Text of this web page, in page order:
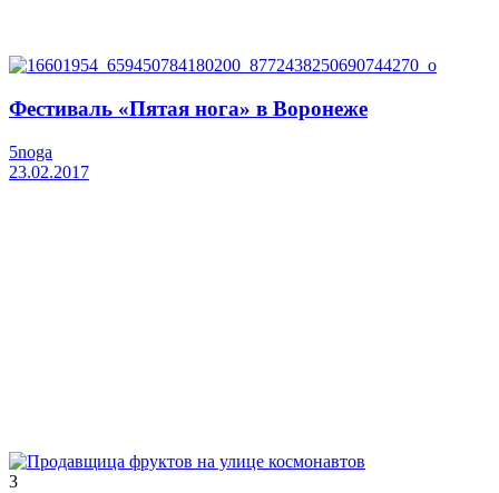
Фестиваль «Пятая нога» в Воронеже
5noga
23.02.2017
3